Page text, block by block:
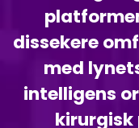
dissekere
med
intelligens